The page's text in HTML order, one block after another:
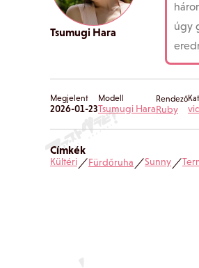
Tsumugi Hara
úgy
Megjelent
2026-01-23
Modell
Tsumugi Hara
Rendező
Ruby
Címkék
Kültéri／Fürdőruha ／Sunny／